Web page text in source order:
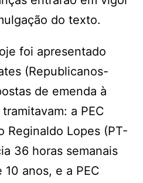
do texto.
foi apresentado
(Republicanos-
de emenda à
a PEC
Reginaldo Lopes (PT-
36 horas semanais
anos, e a PEC